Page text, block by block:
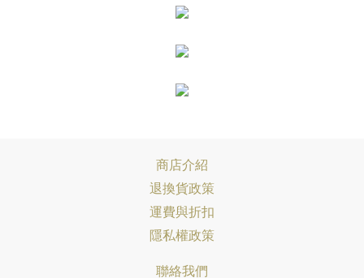
商店介紹
退換貨政策
運費與折扣
隱私權政策
聯絡我們